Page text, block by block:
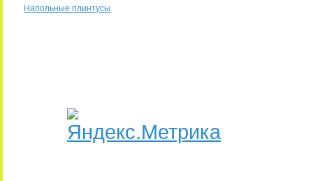
Напольные плинтусы